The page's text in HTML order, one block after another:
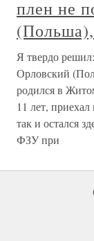
плен не
Я твердо
Орловский
родился в
11 лет,
так и остался
ФЗУ при